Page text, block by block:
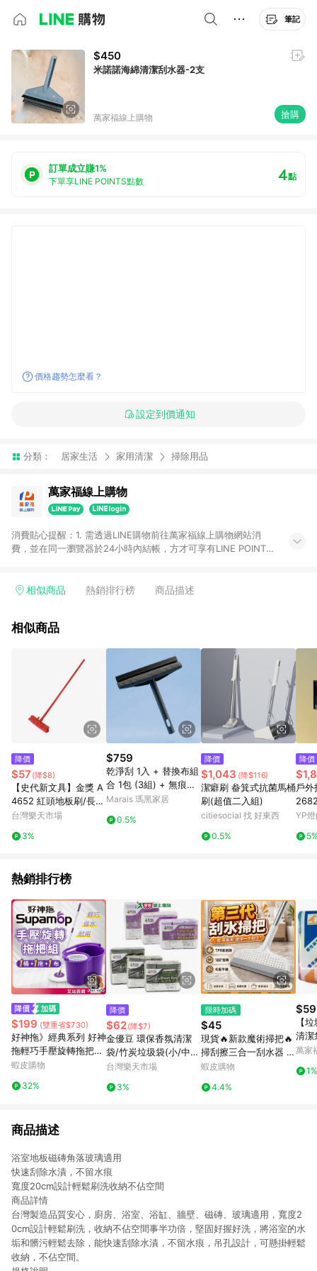
筆記
$450
米諾諾海綿清潔刮水器-2支
萬家福線上購物 搶購
訂單成立賺1%
下單享LINE POINTS點數 4點
價格趨勢怎麼看？
設定到價通知
分類： 居家生活 家用清潔 掃除用品
萬家福線上購物
消費貼心提醒：1. 需透過LINE購物前往萬家福線上購物網站消
費，並在同一瀏覽器於24小時內結帳，方才可享有LINE POINTS
4. 不具回饋資格種類商品：電子禮券。 5. 回饋點數計算將排除訂
錄，相關問題請於保留時間內聯絡客服中心，並由康達盛通生活
提供簡單、快速、輕鬆的購物流程及體驗，將不定期推出精選、
話題性或期間限定商品來滿足您的喜好。
相似商品 熱銷排行榜 商品描述
相似商品
降價
$57 (降$8)
【史代新文具】金獎 A
4652 紅頭地板刷/長柄
刷
台灣樂天市場
3%
$759
乾淨刮 1入 + 替換布組
合 1包 (3組) + 無痕掛
勾 1組 (4入) - 暮夜黑
Marais 瑪黑家居
0.5%
降價
$1,043 (降$116)
潔癖刷 畚箕式抗菌馬桶
刷(超值二入組)
citiesocial 找 好東西
0.5%
降價
戶
YP
熱銷排行榜
$199 (雙重省$730)
好神拖》經典系列 好神
拖輕巧手壓旋轉拖把組
好神拖拖把 手壓式拖把
組 旋轉拖 拖把 AB001
蝦皮購物
32%
降價
$62(降$7)
金優豆 環保香氛清潔
袋/竹炭垃圾袋(小/中/
大)台灣製 掃除 廚餘回
袋【愛買】
台灣樂天市場
3%
限時加碼
$45
現貨🔥新款魔術掃把🔥
掃刮擦三合一刮水器 地
板刮刀 地板刮水 刮刀
把 刮地板拖把 除水刮
蝦皮購物
4.4%
$59
【
清
(15L)
萬家
1%
商品描述
浴室地板磁磚角落玻璃適用
快速刮除水漬，不留水痕
寬度20cm設計輕鬆刷洗收納不佔空間
商品詳情
台灣製造品質安心，廚房、浴室、浴缸、牆壁、磁磚、玻璃適用，寬度2
0cm設計輕鬆刷洗，收納不佔空間事半功倍，堅固好握好洗，將浴室的水
垢和髒污輕鬆去除，能快速刮除水漬，不留水痕，吊孔設計，可懸掛輕鬆
收納，不佔空間。